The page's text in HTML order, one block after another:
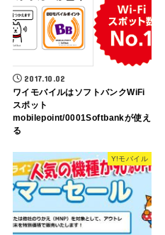
2017.10.02
ワイモバイルはソフトバンクWiFi
スポット
mobilepoint/0001Softbankが使え
る
Y!モバイル